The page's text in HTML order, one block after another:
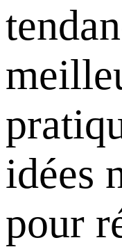
idées
pour